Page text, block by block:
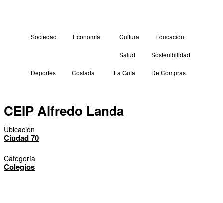
Sociedad Economía Cultura Educación
Salud Sostenibilidad
Deportes Coslada La Guía De Compras
CEIP Alfredo Landa
Ubicación
Ciudad 70
Categoría
Colegios